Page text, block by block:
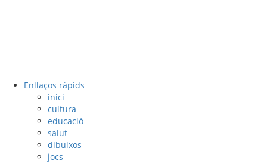
Enllaços ràpids
inici
cultura
educació
salut
dibuixos
jocs